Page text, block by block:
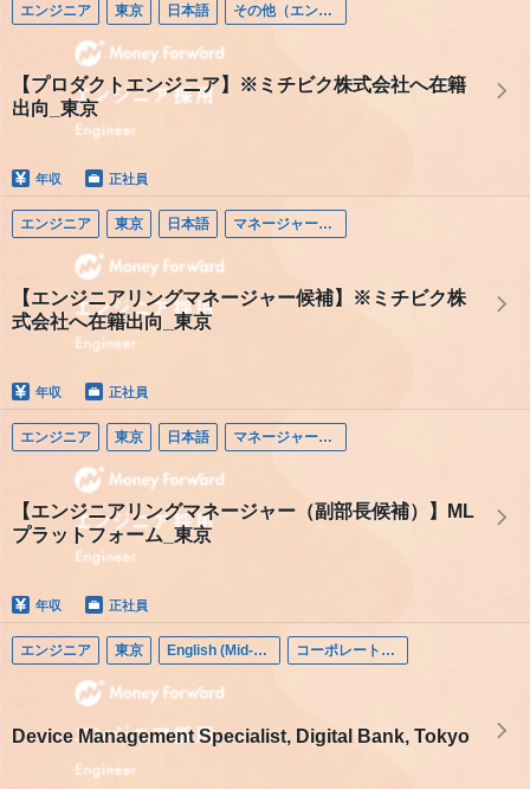
エンジニア 東京 日本語 その他（エンジニア）
【プロダクトエンジニア】※ミチビク株式会社へ在籍
出向_東京
年収 正社員
エンジニア 東京 日本語 マネージャー（エンジニア）
【エンジニアリングマネージャー候補】※ミチビク株
式会社へ在籍出向_東京
年収 正社員
エンジニア 東京 日本語 マネージャー（エンジニア）
【エンジニアリングマネージャー（副部長候補）】ML
プラットフォーム_東京
年収 正社員
エンジニア 東京 English (Mid-career) コーポレートエンジニア
Device Management Specialist, Digital Bank, Tokyo